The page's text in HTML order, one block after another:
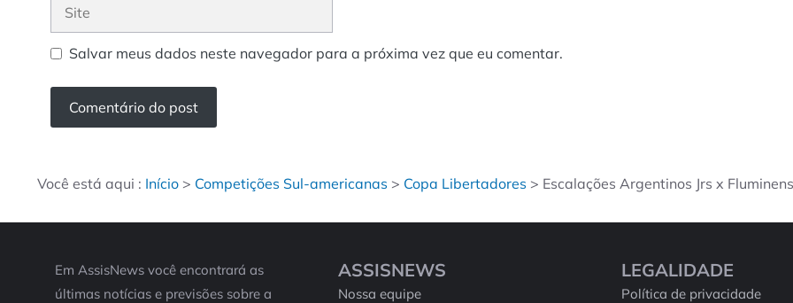
Salvar meus dados neste navegador para a próxima vez que eu comentar.
Você está aqui : Início > Competições Sul-americanas > Copa Libertadores > Escalações Argentinos Jrs x
Em AssisNews você encontrará as
últimas notícias e previsões sobre a
ASSISNEWS
Nossa equipe
LEGALIDADE
Política de privacidade